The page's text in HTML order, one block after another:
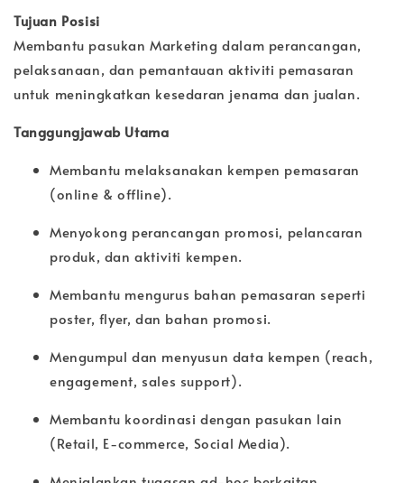
Tujuan Posisi
Membantu pasukan Marketing dalam perancangan,
pelaksanaan, dan pemantauan aktiviti pemasaran
untuk meningkatkan kesedaran jenama dan jualan.
Tanggungjawab Utama
Membantu melaksanakan kempen pemasaran
(online & offline).
Menyokong perancangan promosi, pelancaran
produk, dan aktiviti kempen.
Membantu mengurus bahan pemasaran seperti
poster, flyer, dan bahan promosi.
Mengumpul dan menyusun data kempen (reach,
engagement, sales support).
Membantu koordinasi dengan pasukan lain
(Retail, E-commerce, Social Media).